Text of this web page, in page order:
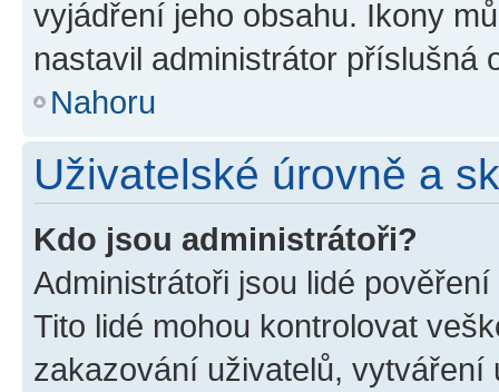
vyjádření jeho obsahu. Ikony
nastavil administrátor příslušná
Nahoru
Uživatelské úrovně a
Kdo jsou administrátoři?
Administrátoři jsou lidé
Tito lidé mohou kontrolovat
zakazování uživatelů,